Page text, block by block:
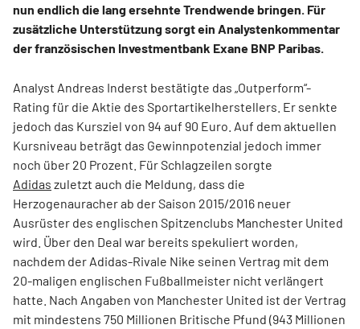
nun endlich die lang ersehnte Trendwende bringen. Für
zusätzliche Unterstützung sorgt ein Analystenkommentar
der französischen Investmentbank Exane BNP Paribas.
Analyst Andreas Inderst bestätigte das „Outperform“-
Rating für die Aktie des Sportartikelherstellers. Er senkte
jedoch das Kursziel von 94 auf 90 Euro. Auf dem aktuellen
Kursniveau beträgt das Gewinnpotenzial jedoch immer
noch über 20 Prozent. Für Schlagzeilen sorgte
Adidas zuletzt auch die Meldung, dass die
Herzogenauracher ab der Saison 2015/2016 neuer
Ausrüster des englischen Spitzenclubs Manchester United
wird. Über den Deal war bereits spekuliert worden,
nachdem der Adidas-Rivale Nike seinen Vertrag mit dem
20-maligen englischen Fußballmeister nicht verlängert
hatte. Nach Angaben von Manchester United ist der Vertrag
mit mindestens 750 Millionen Britische Pfund (943 Millionen